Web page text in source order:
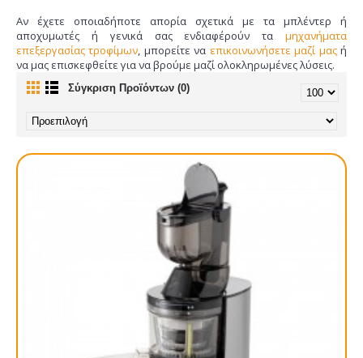
Αν έχετε οποιαδήποτε απορία σχετικά με τα μπλέντερ ή
αποχυμωτές ή γενικά σας ενδιαφέρούν τα μηχανήματα
επεξεργασίας τροφίμων, μπορείτε να επικοινωνήσετε μαζί μαςή
να μας επισκεφθείτε για να βρούμε μαζί ολοκληρωμένες λύσεις.
Σύγκριση Προϊόντων (0)